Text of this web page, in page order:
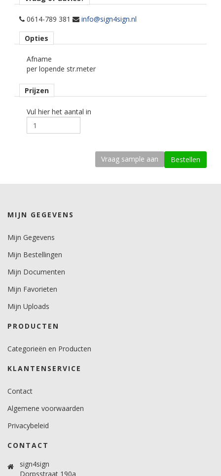
verontreinigende stoffen.
• Hittebestendig tot 110 graden Celsius.
122 cm cm.
per strekkende meter.
Materiaaltype
vlak, licht gebogen.
Dikte
minimaal 12 graden voor vlakke ondergronden.
minimaal 18 graden voor gebogen ondergronden.
Temperatuurbereik (°C)
10 -30 graden.
0614-789 381 info@sign4sign.nl
Opties
Afname
per lopende str.meter
Prijzen
Vul hier het aantal in
MIJN GEGEVENS
Mijn Gegevens
Mijn Bestellingen
Mijn Documenten
Mijn Favorieten
Mijn Uploads
PRODUCTEN
Categorieën en Producten
KLANTENSERVICE
Contact
Algemene voorwaarden
Privacybeleid
CONTACT
sign4sign
Dorpsstraat 190a